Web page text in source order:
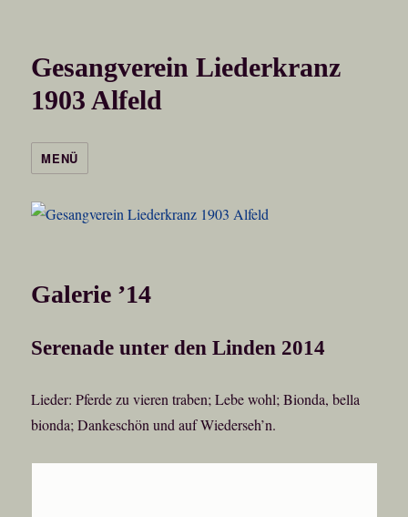
Gesangverein Liederkranz
1903 Alfeld
MENÜ
Galerie ’14
Serenade unter den Linden 2014
Lieder: Pferde zu vieren traben; Lebe wohl; Bionda, bella
bionda; Dankeschön und auf Wiederseh’n.